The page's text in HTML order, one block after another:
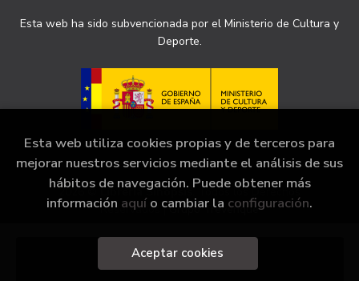
Añadir a mi cesta
Esta web ha sido subvencionada por el Ministerio de Cultura y
Deporte.
2026 ©Librería Sinopsis . Todos los Derechos
Reservados |Grupo Trevenque
Esta web utiliza cookies propias y de terceros para
mejorar nuestros servicios mediante el análisis de sus
hábitos de navegación. Puede obtener más
información aquí o cambiar la configuración.
Aceptar cookies